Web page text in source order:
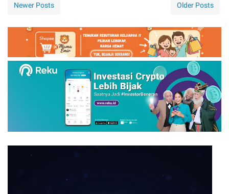
Newer Posts Older Posts